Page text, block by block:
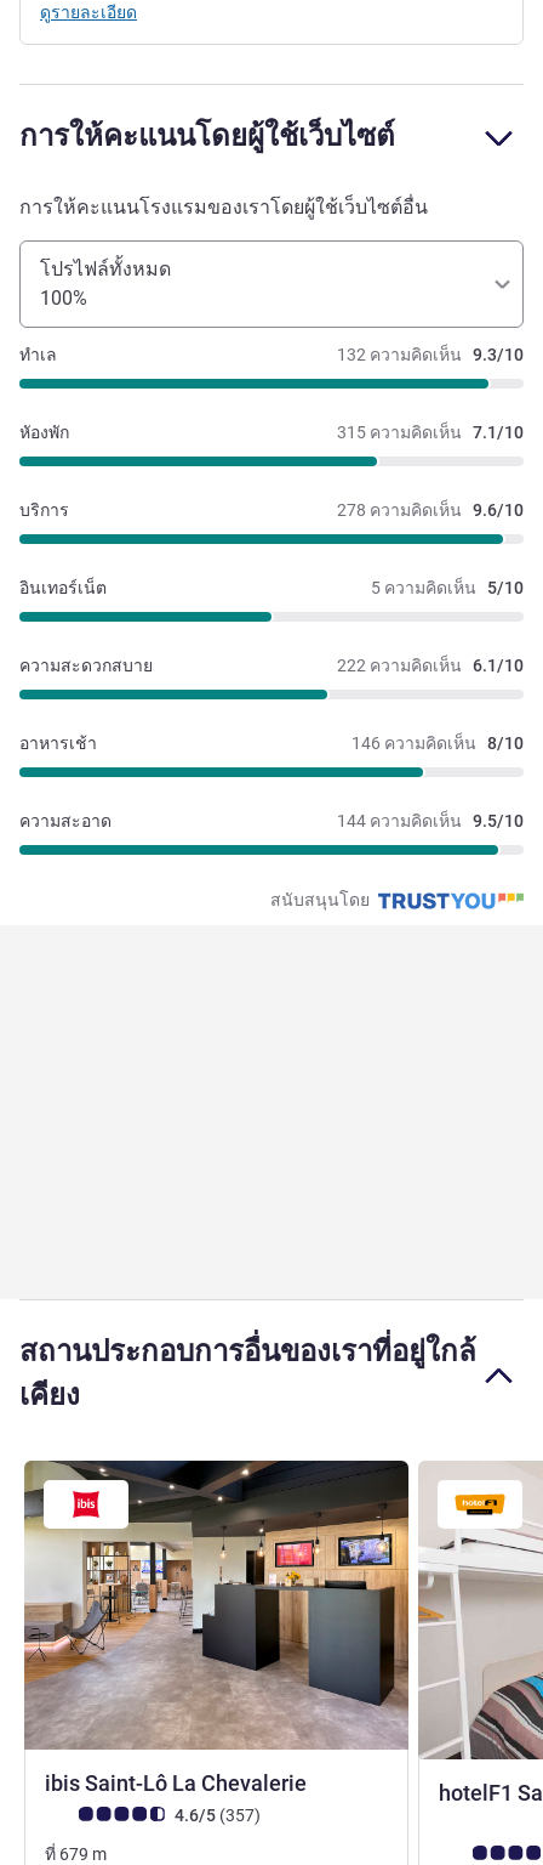
ดูรายละเอียด
การให้คะแนนโดยผู้ใช้เว็บไซต์
การให้คะแนนโรงแรมของเราโดยผู้ใช้เว็บไซต์อื่น
โปรไฟล์ทั้งหมด
100%
132 ความคิดเห็น 9.3/10
ทำเล
315 ความคิดเห็น 7.1/10
หัองพัก
278 ความคิดเห็น 9.6/10
บริการ
5 ความคิดเห็น 5/10
อินเทอร์เน็ต
222 ความคิดเห็น 6.1/10
ความสะดวกสบาย
146 ความคิดเห็น 8/10
อาหารเช้า
144 ความคิดเห็น 9.5/10
ความสะอาด
สนับสนุนโดย
สถานประกอบการอื่นของเราที่อยู่ใกล้
เคียง
ibis Saint-Lô La Chevalerie
คะแนนความคิดเห็นจากแขก (เรทติ้งบน ALL)
4.6/5 (357รีวิว รายการ
)
ที่ 679 m
hotelF1
คะแนนความ